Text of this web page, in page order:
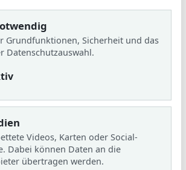
Aktuelles
Schulzeitung
Grundfunktionen, Sicherheit und das
Datenschutzauswahl.
Videos, Karten oder Social-
Dabei können Daten an die
übertragen werden.